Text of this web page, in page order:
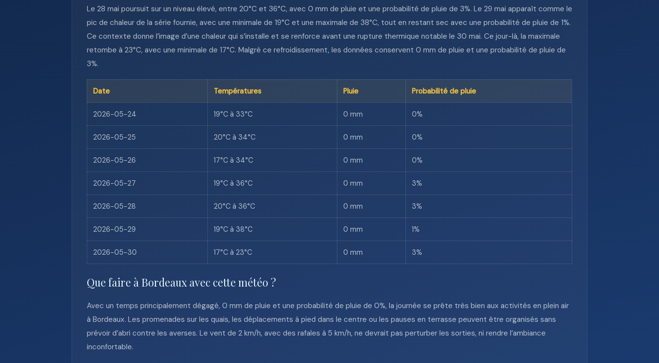
Le 28 mai poursuit sur un niveau élevé, entre 20°C et 36°C, avec 0 mm de pluie et une probabilité de pluie de 3%. Le 29 mai apparaît comme le
pic de chaleur de la série fournie, avec une minimale de 19°C et une maximale de 38°C, tout en restant sec avec une probabilité de pluie de 1%.
Ce contexte donne l’image d’une chaleur qui s’installe et se renforce avant une rupture thermique notable le 30 mai. Ce jour-là, la maximale
retombe à 23°C, avec une minimale de 17°C. Malgré ce refroidissement, les données conservent 0 mm de pluie et une probabilité de pluie de
3%.
Date Températures Pluie Probabilité de pluie
2026-05-24 19°C à 33°C 0 mm 0%
2026-05-25 20°C à 34°C 0 mm 0%
2026-05-26 17°C à 34°C 0 mm 0%
2026-05-27 19°C à 36°C 0 mm 3%
2026-05-28 20°C à 36°C 0 mm 3%
2026-05-29 19°C à 38°C 0 mm 1%
2026-05-30 17°C à 23°C 0 mm 3%
Que faire à Bordeaux avec cette météo ?
Avec un temps principalement dégagé, 0 mm de pluie et une probabilité de pluie de 0%, la journée se prête très bien aux activités en plein air
à Bordeaux. Les promenades sur les quais, les déplacements à pied dans le centre ou les pauses en terrasse peuvent être organisés sans
prévoir d’abri contre les averses. Le vent de 2 km/h, avec des rafales à 5 km/h, ne devrait pas perturber les sorties, ni rendre l’ambiance
inconfortable.